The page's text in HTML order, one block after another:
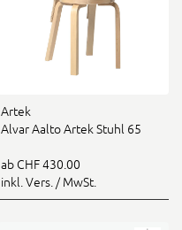
Artek
Alvar Aalto Artek Stuhl 65
ab CHF 430.00
inkl. Vers. / MwSt.